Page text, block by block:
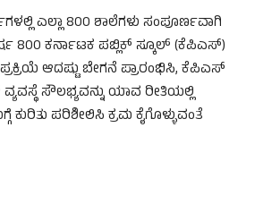
ಎಲ್ಲಾ 800 ಶಾಲೆಗಳು ಸಂಪೂರ್ಣವಾಗಿ
800 ಕರ್ನಾಟಕ ಪಬ್ಲಿಕ್ ಸ್ಕೂಲ್ (ಕೆಪಿಎಸ್)
ಆದಷ್ಟು ಬೇಗನೆ ಪ್ರಾರಂಭಿಸಿ, ಕೆಪಿಎಸ್
ಸೌಲಭ್ಯವನ್ನು ಯಾವ ರೀತಿಯಲ್ಲಿ
ಕುರಿತು ಪರಿಶೀಲಿಸಿ ಕ್ರಮ ಕೈಗೊಳ್ಳುವಂತೆ